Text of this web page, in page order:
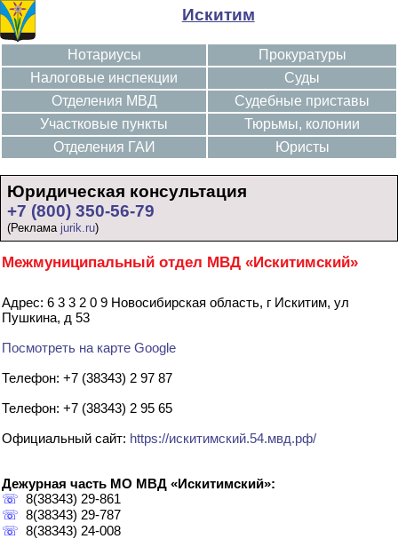
Искитим
Нотариусы
Налоговые инспекции
Отделения МВД
Участковые пункты
Отделения ГАИ
Прокуратуры
Суды
Судебные приставы
Тюрьмы, колонии
Юристы
Юридическая консультация
+7 (800) 350-56-79
(Реклама jurik.ru)
Межмуниципальный отдел МВД «Искитимский»
Адрес: 6 3 3 2 0 9 Новосибирская область, г Искитим, ул
Пушкина, д 53
Посмотреть на карте Google
Телефон: +7 (38343) 2 97 87
Телефон: +7 (38343) 2 95 65
Официальный сайт: https://искитимский.54.мвд.рф/
Дежурная часть МО МВД «Искитимский»:
☏ 8(38343) 29-861
☏ 8(38343) 29-787
☏ 8(38343) 24-008